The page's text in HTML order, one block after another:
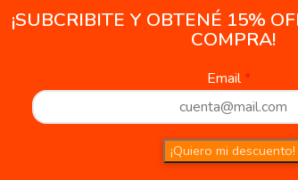
¡SUBCRIBITE Y OBTENÉ 15%
COMPRA!
Email
¡Quiero mi descuento!
Guante Sacapelo
2 in stock
$